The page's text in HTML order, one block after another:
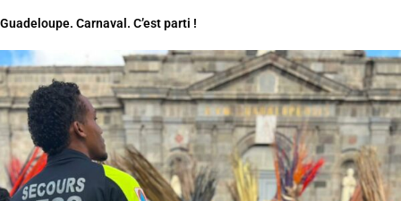
Guadeloupe. Carnaval. C’est parti !